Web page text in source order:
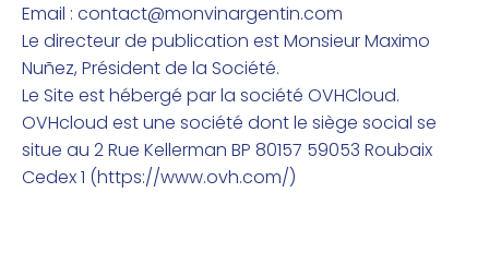
Email : contact@monvinargentin.com
Le directeur de publication est Monsieur Maximo
Nuñez, Président de la Société.
Le Site est hébergé par la société OVHCloud.
OVHcloud est une société dont le siège social se
situe au 2 Rue Kellerman BP 80157 59053 Roubaix
Cedex 1 (https://www.ovh.com/)